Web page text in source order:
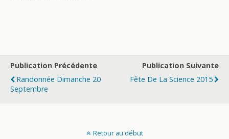
Publication Précédente
Randonnée Dimanche 20
Septembre
Publication Suivante
Fête De La Science 2015
Retour au début